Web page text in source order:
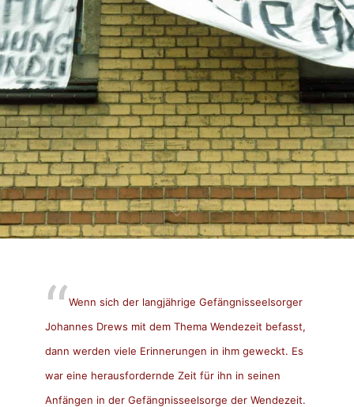
Wenn sich der langjährige Gefängnisseelsorger
Johannes Drews mit dem Thema Wendezeit befasst,
dann werden viele Erinnerungen in ihm geweckt. Es
war eine herausfordernde Zeit für ihn in seinen
Anfängen in der Gefängnisseelsorge der Wendezeit.